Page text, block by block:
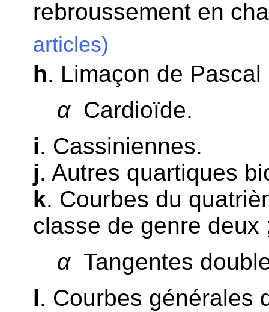
rebroussement en
articles)
h. Limaçon de Pascal
αCardioïde.
i. Cassiniennes.
j. Autres quartiques
k. Courbes du
classe de genre deux
αTangentes
l. Courbes générales